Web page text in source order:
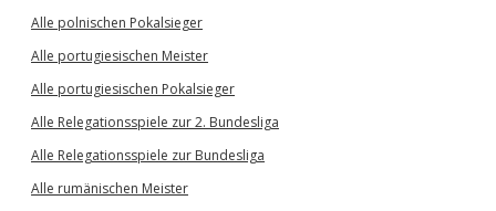
Alle polnischen Pokalsieger
Alle portugiesischen Meister
Alle portugiesischen Pokalsieger
Alle Relegationsspiele zur 2. Bundesliga
Alle Relegationsspiele zur Bundesliga
Alle rumänischen Meister